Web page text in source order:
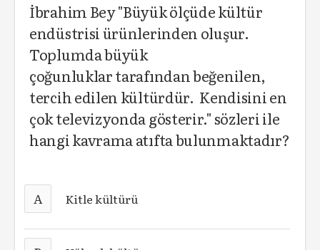
İbrahim Bey "Büyük ölçüde kültür
endüstrisi ürünlerinden oluşur.
Toplumda büyük
çoğunluklar tarafından beğenilen,
tercih edilen kültürdür. Kendisini en
çok televizyonda gösterir." sözleri ile
hangi kavrama atıfta bulunmaktadır?
A Kitle kültürü